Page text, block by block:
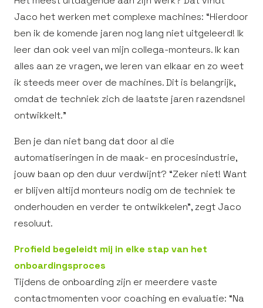
Jaco het werken met complexe machines: “Hierdoor
ben ik de komende jaren nog lang niet uitgeleerd! Ik
leer dan ook veel van mijn collega-monteurs. Ik kan
alles aan ze vragen, we leren van elkaar en zo weet
ik steeds meer over de machines. Dit is belangrijk,
omdat de techniek zich de laatste jaren razendsnel
ontwikkelt.”
Ben je dan niet bang dat door al die
automatiseringen in de maak- en procesindustrie,
jouw baan op den duur verdwijnt? “Zeker niet! Want
er blijven altijd monteurs nodig om de techniek te
onderhouden en verder te ontwikkelen”, zegt Jaco
resoluut.
Profield begeleidt mij in elke stap van het
onboardingsproces
Tijdens de onboarding zijn er meerdere vaste
contactmomenten voor coaching en evaluatie: “Na